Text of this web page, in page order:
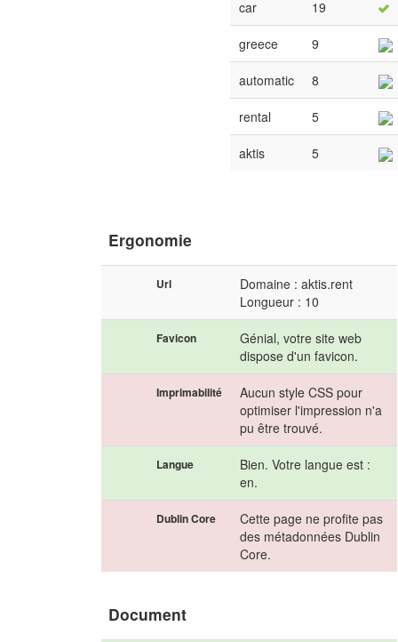
car 19
greece 9
automatic 8
rental 5
aktis 5
Ergonomie
Url
Domaine : aktis.rent
Longueur : 10
Favicon
Génial, votre site web
dispose d'un favicon.
Imprimabilité
Aucun style CSS pour
optimiser l'impression n'a
pu être trouvé.
Langue
Bien. Votre langue est :
en.
Dublin Core
Cette page ne profite pas
des métadonnées Dublin
Core.
Document